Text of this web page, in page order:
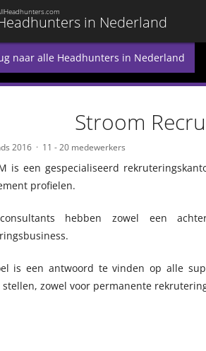
in Nederland
naar alle Headhunters in Nederland
Stroom
2016 11 - 20 medewerkers
is een gespecialiseerd
profielen.
hebben zowel een
is een antwoord te vinden op alle
stellen, zowel voor permanente